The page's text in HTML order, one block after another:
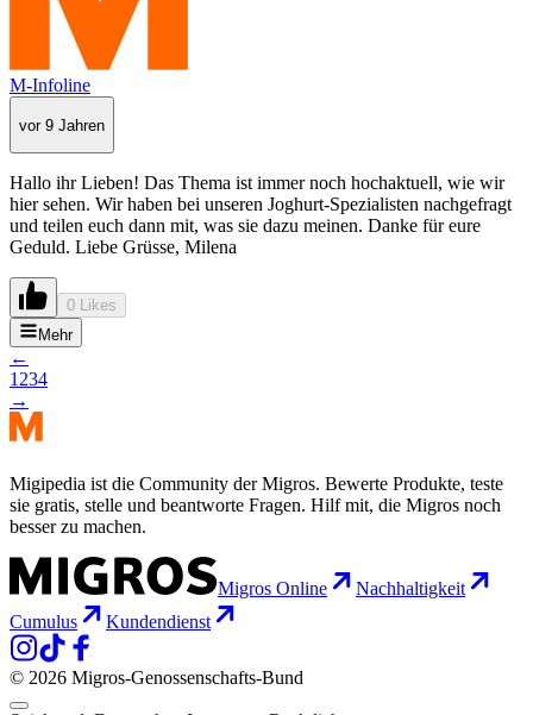
M-Infoline
vor 9 Jahren
Hallo ihr Lieben! Das Thema ist immer noch hochaktuell, wie wir
hier sehen. Wir haben bei unseren Joghurt-Spezialisten nachgefragt
und teilen euch dann mit, was sie dazu meinen. Danke für eure
Geduld. Liebe Grüsse, Milena
0 Likes
Mehr
←
1 234
→
Migipedia ist die Community der Migros. Bewerte Produkte, teste
sie gratis, stelle und beantworte Fragen. Hilf mit, die Migros noch
besser zu machen.
Migros Online
Nachhaltigkeit
Cumulus
Kundendienst
© 2026 Migros-Genossenschafts-Bund